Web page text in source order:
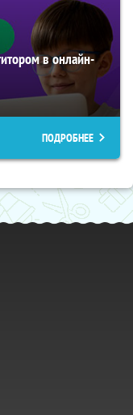
в онлайн-
ПОДРОБНЕЕ